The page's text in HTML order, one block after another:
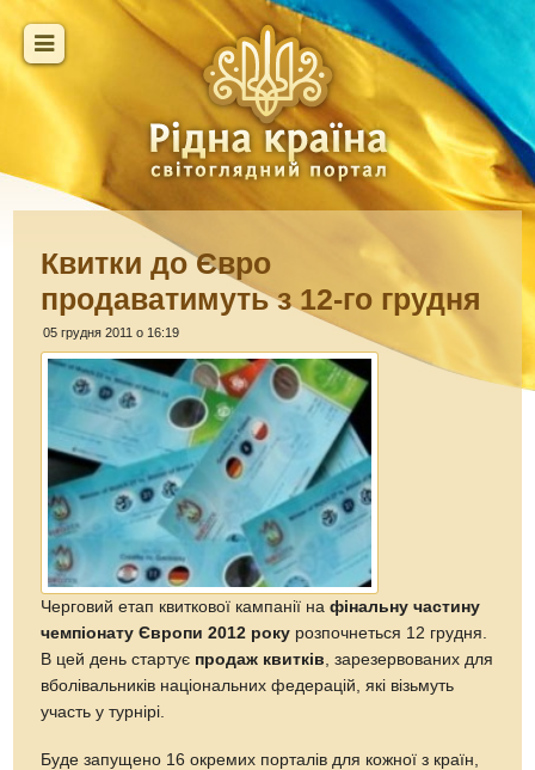
Квитки до Євро
продаватимуть з 12-го грудня
05 грудня 2011 о 16:19
Черговий етап квиткової кампанії нафінальну частину
чемпіонату Європи 2012 року розпочнеться 12 грудня.
В цей день стартує продаж квитків , зарезервованих для
вболівальників національних федерацій, які візьмуть
участь у турнірі.
Буде запущено 16 окремих порталів для кожної з країн,